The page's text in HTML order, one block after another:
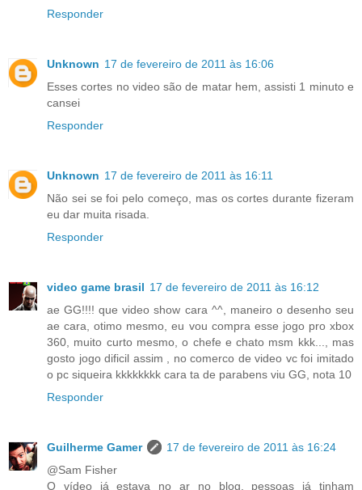
Responder
Unknown 17 de fevereiro de 2011 às 16:06
Esses cortes no video são de matar hem, assisti 1 minuto e
cansei
Responder
Unknown 17 de fevereiro de 2011 às 16:11
Não sei se foi pelo começo, mas os cortes durante fizeram
eu dar muita risada.
Responder
video game brasil 17 de fevereiro de 2011 às 16:12
ae GG!!!! que video show cara ^^, maneiro o desenho seu
ae cara, otimo mesmo, eu vou compra esse jogo pro xbox
360, muito curto mesmo, o chefe e chato msm kkk..., mas
gosto jogo dificil assim , no comerco de video vc foi imitado
o pc siqueira kkkkkkkk cara ta de parabens viu GG, nota 10
Responder
Guilherme Gamer
17 de fevereiro de 2011 às 16:24
@Sam Fisher
O vídeo já estava no ar no blog, pessoas já tinham